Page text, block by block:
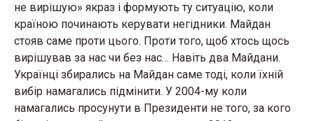
не вирішую» якраз і формують ту ситуацію, коли
країною починають керувати негідники. Майдан
стояв саме проти цього. Проти того, щоб хтось щось
вирішував за нас чи без нас… Навіть два Майдани.
Українці збирались на Майдан саме тоді, коли їхній
вибір намагались підмінити. У 2004-му коли
намагались просунути в Президенти не того, за кого